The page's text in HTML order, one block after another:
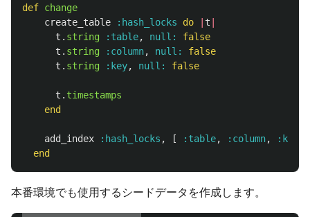
def change
create_table
:hash_locks do t
t . string :table, null: false
t . string :column, null: false
t . string :key, null: false
t . timestamps
end
add_index :hash_locks , [ :table, :column, :key
end
本番環境でも使用するシードデータを作成します。